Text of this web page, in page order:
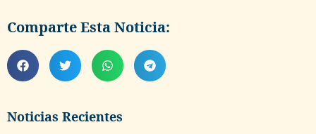
Noticias Recientes
Comparte Esta Noticia: